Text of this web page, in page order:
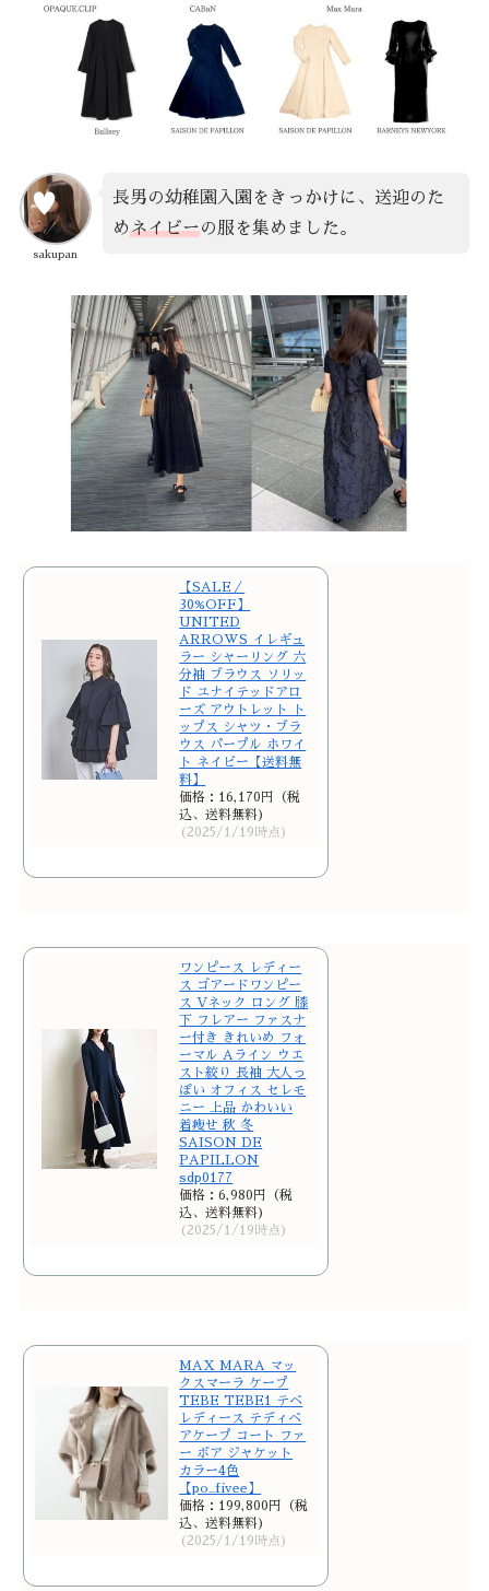
sakupan
長男の幼稚園入園をきっかけに、送迎のた
めネイビーの服を集めました。
【SALE／
30%OFF】
UNITED
ARROWS イレギュ
ラー シャーリング 六
分袖 ブラウス ソリッ
ド ユナイテッドアロ
ーズ アウトレット ト
ップス シャツ・ブラ
ウス パープル ホワイ
ト ネイビー【送料無
料】
価格：16,170円（税
込、送料無料)
(2025/1/19時点)
ワンピース レディー
ス ゴアードワンピー
ス Vネック ロング 膝
下 フレアー ファスナ
ー付き きれいめ フォ
ーマル Aライン ウエ
スト絞り 長袖 大人っ
ぽい オフィス セレモ
ニー 上品 かわいい
着痩せ 秋 冬
SAISON DE
PAPILLON
sdp0177
価格：6,980円（税
込、送料無料)
(2025/1/19時点)
MAX MARA マッ
クスマーラ ケープ
TEBE TEBE1 テベ
レディース テディベ
アケープ コート ファ
ー ボア ジャケット
カラー4色
【po_fivee】
価格：199,800円（税
込、送料無料)
(2025/1/19時点)